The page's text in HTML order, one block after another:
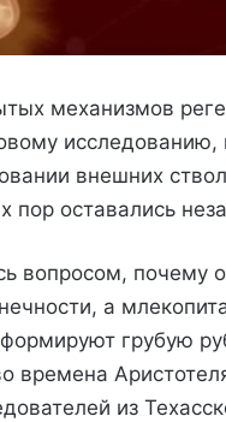
механизмов
внешних
пор оставались
вопросом, почему
а
грубую
времена
из